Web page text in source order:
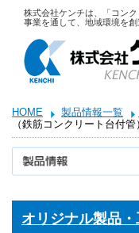
株式会社ケンチは、「コン
事業を通して、地域環境を創
HOME 製品情報一覧
（鉄筋コンクリート台付
オリジナル製品